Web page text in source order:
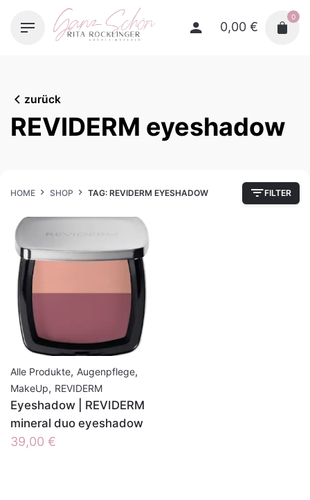
0,00 €
0
zurück
REVIDERM eyeshadow
HOME SHOP TAG: REVIDERM EYESHADOW FILTER
Alle Produkte, Augenpflege,
MakeUp, REVIDERM
Eyeshadow | REVIDERM
mineral duo eyeshadow
39,00 €